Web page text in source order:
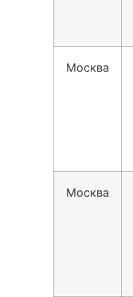
Москва
Москва